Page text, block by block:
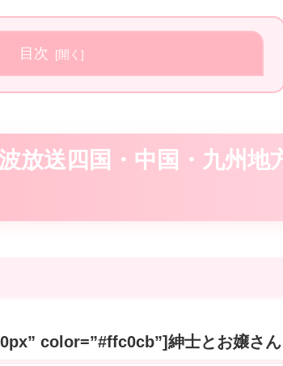
目次
送四国・中国・九州地
color=”#ffc0cb”]紳士とお嬢さん